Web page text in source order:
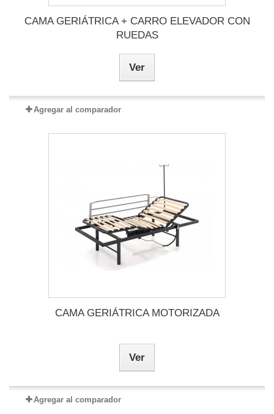
CAMA GERIÁTRICA + CARRO ELEVADOR CON
RUEDAS
Ver
Agregar al comparador
CAMA GERIÁTRICA MOTORIZADA
Ver
Agregar al comparador